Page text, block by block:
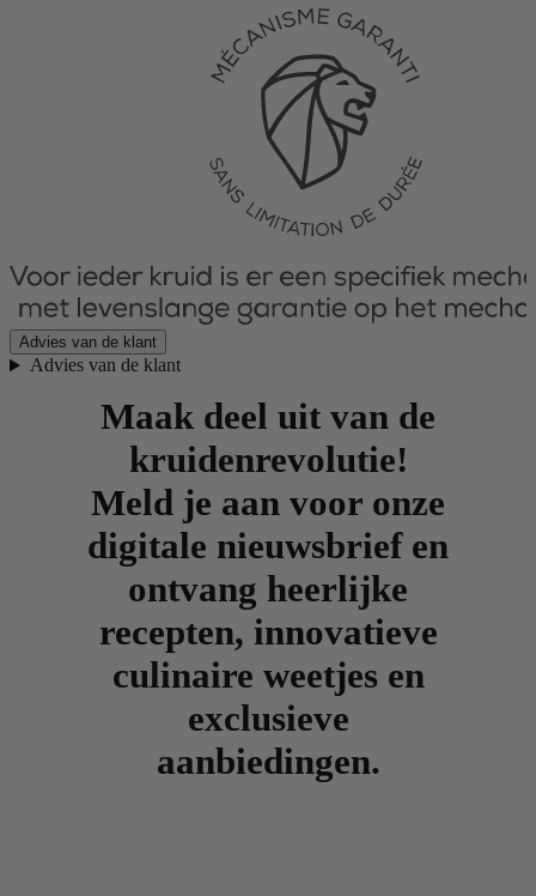
Advies van de klant
Advies van de klant
Maak deel uit van de
kruidenrevolutie!
Meld je aan voor onze
digitale nieuwsbrief en
ontvang heerlijke
recepten, innovatieve
culinaire weetjes en
exclusieve
aanbiedingen.